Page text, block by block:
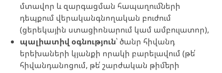
մտավոր և զարգացման հապաղումների
դեպքում վերականգնողական բուժում
(ցերեկային ստացիոնարում կամ ամբուլատոր),
պալիատիվ օգնություն՝ ծանր հիվանդ
երեխաների կյանքի որակի բարելավում (թե՛
հիվանդանոցում, թե՛ շարժական թիմերի